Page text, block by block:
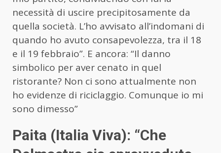
necessità di uscire precipitosamente da
quella società. L’ho avvisato all’indomani di
quando ho avuto consapevolezza, tra il 18
e il 19 febbraio”. E ancora: “Il danno
simbolico per aver cenato in quel
ristorante? Non ci sono attualmente non
ho evidenze di riciclaggio. Comunque io mi
sono dimesso”
Paita (Italia Viva): “Che